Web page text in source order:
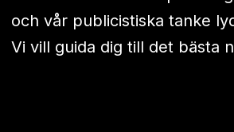
och vår publicistiska tanke
Vi vill guida dig till det bästa